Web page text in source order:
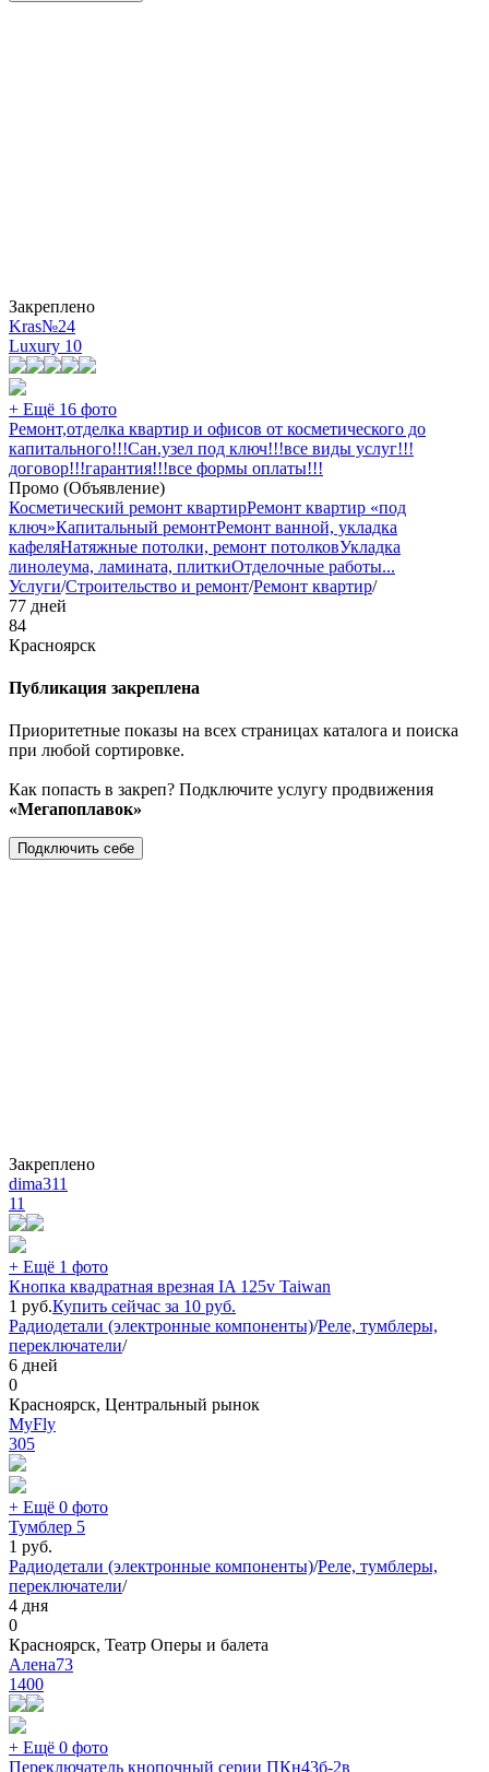
Закреплено
Kras№24
Luxury 10
+ Ещё 16 фото
Ремонт,отделка квартир и офисов от косметического до
капитального!!!Сан.узел под ключ!!!все виды услуг!!!
договор!!!гарантия!!!все формы оплаты!!!
Промо (Объявление)
Косметический ремонт квартирРемонт квартир «под
ключ»Капитальный ремонтРемонт ванной, укладка
кафеляНатяжные потолки, ремонт потолковУкладка
линолеума, ламината, плиткиОтделочные работы...
Услуги/Строительство и ремонт/Ремонт квартир/
77 дней
84
Красноярск
Публикация закреплена
Приоритетные показы на всех страницах каталога и поиска
при любой сортировке.
Как попасть в закреп? Подключите услугу продвижения
«Мегапоплавок»
Подключить себе
Закреплено
dima311
11
+ Ещё 1 фото
Кнопка квадратная врезная IA 125v Taiwan
1 руб.Купить сейчас за 10 руб.
Радиодетали (электронные компоненты)/Реле, тумблеры,
переключатели/
6 дней
0
Красноярск, Центральный рынок
MyFly
305
+ Ещё 0 фото
Тумблер 5
1 руб.
Радиодетали (электронные компоненты)/Реле, тумблеры,
переключатели/
4 дня
0
Красноярск, Театр Оперы и балета
Алена73
1400
+ Ещё 0 фото
Переключатель кнопочный серии ПКн43б-2в